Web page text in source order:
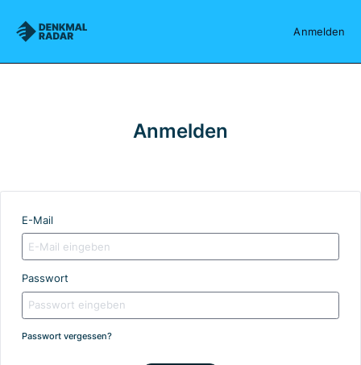
Denkmalradar Anmelden
Anmelden
E-Mail
Passwort
Passwort vergessen?